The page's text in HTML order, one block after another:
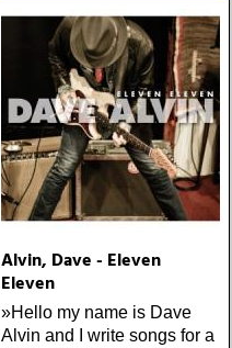
Alvin, Dave - Eleven
Eleven
»Hello my name is Dave
Alvin and I write songs for a